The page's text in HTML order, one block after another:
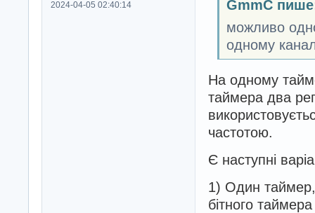
2024-04-05 02:40:14
GmmC
можливо
одному
На одному
таймера два
частотою.
Є наступні
1) Один таймер,
бітного